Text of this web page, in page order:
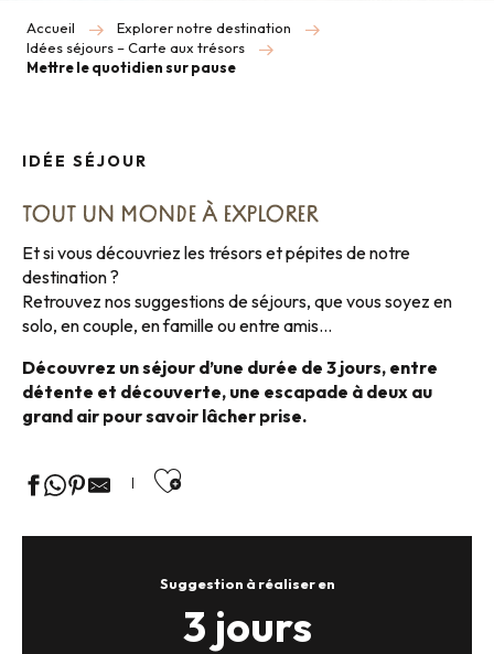
Accueil
Explorer notre destination
Idées séjours – Carte aux trésors
Mettre le quotidien sur pause
IDÉE SÉJOUR
TOUT UN MONDE À EXPLORER
Et si vous découvriez les trésors et pépites de notre
destination ?
Retrouvez nos suggestions de séjours, que vous soyez en
solo, en couple, en famille ou entre amis…
Découvrez un séjour d’une durée de 3 jours, entre
détente et découverte, une escapade à deux au
grand air pour savoir lâcher prise.
Ajouter aux favoris
Suggestion à réaliser en
3 jours